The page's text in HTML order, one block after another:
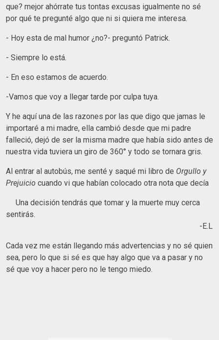
que? mejor ahórrate tus tontas excusas igualmente no sé
por qué te pregunté algo que ni si quiera me interesa.
- Hoy esta de mal humor ¿no?- preguntó Patrick.
- Siempre lo está.
- En eso estamos de acuerdo.
-Vamos que voy a llegar tarde por culpa tuya.
Y he aquí una de las razones por las que digo que jamas le
importaré a mi madre, ella cambió desde que mi padre
falleció, dejó de ser la misma madre que había sido antes de
nuestra vida tuviera un giro de 360° y todo se tornara gris.
Al entrar al autobús, me senté y saqué mi libro de Orgullo y
Prejuicio cuando vi que habían colocado otra nota que decía
Una decisión tendrás que tomar y la muerte muy cerca
sentirás.
-E.L
Cada vez me están llegando más advertencias y no sé quien
sea, pero lo que si sé es que hay algo que va a pasar y no
sé que voy a hacer pero no le tengo miedo.